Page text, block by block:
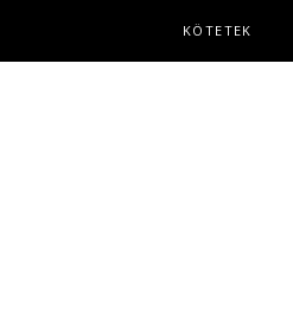
KÖTETEK